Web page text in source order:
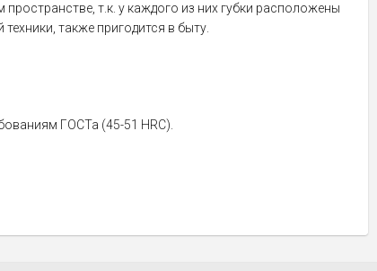
т.к. у каждого из них губки расположены
также пригодится в быту.
ГОСТа (45-51 HRC).